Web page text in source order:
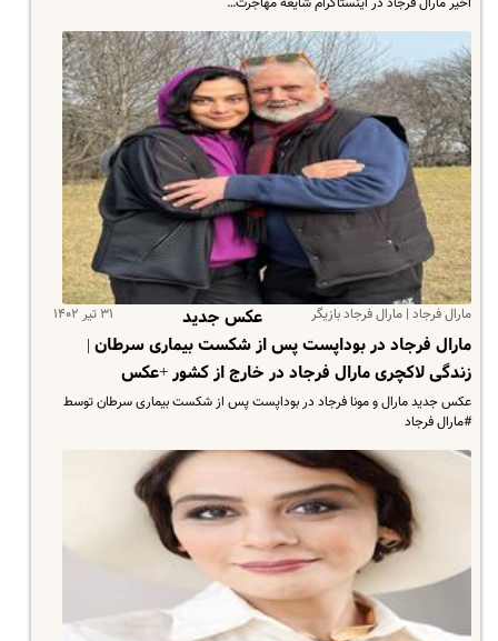
مارال فرجاد | مارال فرجاد بازیگر ۳۱ تیر ۱۴۰۲
عکس جدید
مارال فرجاد در بوداپست پس از شکست بیماری سرطان |
زندگی لاکچری مارال فرجاد در خارج از کشور +عکس
عکس جدید مارال و مونا فرجاد در بوداپست پس از شکست بیماری سرطان توسط
#مارال فرجاد